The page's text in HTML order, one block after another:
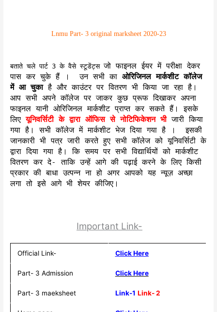
Lnmu Part- 3 original marksheet 2020-23
बताते चले पार्ट 3 के वैसे स्टूडेंट्सजो फाइनल ईयर में परीक्षा देकर
पास कर चुके हैं । उन सभी काओरिजिनल मार्कशीट कॉलेज
में आ चुकाहै और काउंटर पर वितरण भी किया जा रहा है।
आप सभी अपने कॉलेज पर जाकर कुछ प्रूफ दिखाकर अपना
फाइनल यानी ओरिजिनल मार्कशीट प्राप्त कर सकते हैं। इसके
लिएयूनिवर्सिटी के द्वारा ऑफिस से नोटिफिकेशन भीजारी किया
गया है। सभी कॉलेज में मार्कशीट भेज दिया गया है । इसकी
जानकारी भी पत्र जारी करते हुए सभी कॉलेज को यूनिवर्सिटी के
द्वारा दिया गया है। कि समय पर सभी विद्यार्थियों को मार्कशीट
वितरण कर दे- ताकि उन्हें आगे की पढ़ाई करने के लिए किसी
प्रकार की बाधा उत्पन्न ना हो अगर आपको यह न्यूज़ अच्छा
लगा तो इसे आगे भी शेयर कीजिए।
Important Link-
Official Link- Click Here
Part- 3 Admission Click Here
Part- 3 maeksheet Link-1 Link- 2